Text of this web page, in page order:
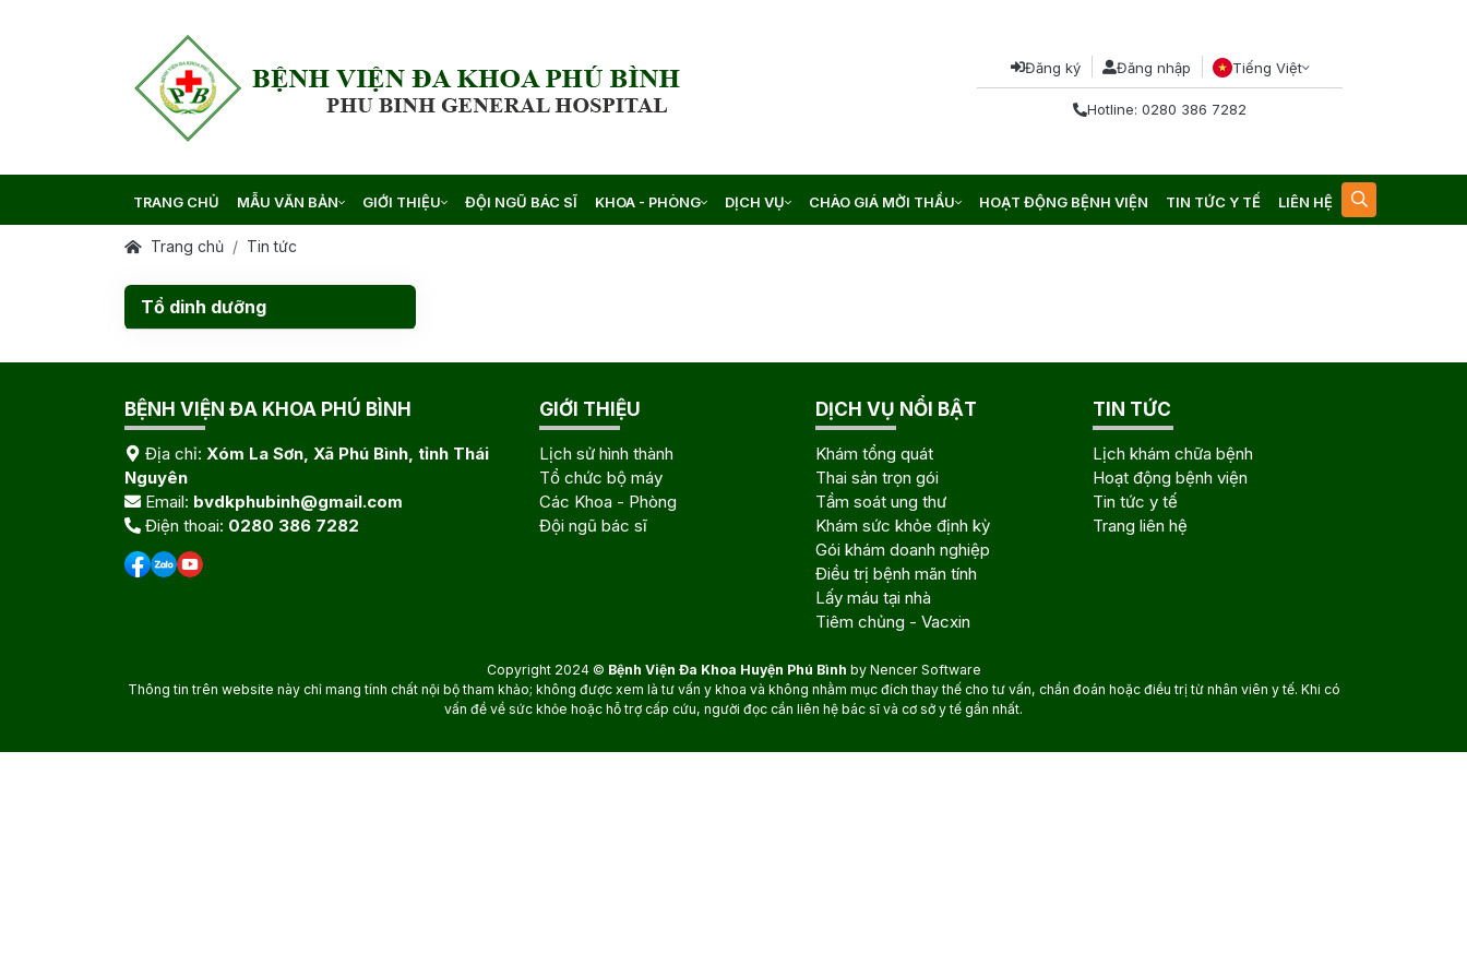
Đăng ký Đăng nhập Tiếng Việt
Hotline: 0280 386 7282
TRANG CHỦ MẪU VĂN BẢN GIỚI THIỆU ĐỘI NGŨ BÁC SĨ KHOA - PHÒNG DỊCH VỤ CHÀO GIÁ MỜI THẦU HOẠT ĐỘNG BỆNH VIỆN TIN TỨC Y TẾ LIÊN HỆ
Trang chủ Tin tức
Tổ dinh dưỡng
BỆNH VIỆN ĐA KHOA PHÚ BÌNH
Địa chỉ: Xóm La Sơn, Xã Phú Bình, tỉnh Thái
Nguyên
Email: bvdkphubinh@gmail.com
Điện thoai: 0280 386 7282
GIỚI THIỆU
Lịch sử hình thành
Tổ chức bộ máy
Các Khoa - Phòng
Đội ngũ bác sĩ
DỊCH VỤ NỔI BẬT
Khám tổng quát
Thai sản trọn gói
Tầm soát ung thư
Khám sức khỏe định kỳ
Gói khám doanh nghiệp
Điều trị bệnh mãn tính
Lấy máu tại nhà
Tiêm chủng - Vacxin
TIN TỨC
Lịch khám chữa bệnh
Hoạt động bệnh viện
Tin tức y tế
Trang liên hệ
Copyright 2024 © Bệnh Viện Đa Khoa Huyện Phú Bình by Nencer Software
Thông tin trên website này chỉ mang tính chất nội bộ tham khảo; không được xem là tư vấn y khoa và không nhằm mục đích thay thế cho tư vấn, chẩn đoán hoặc điều trị từ nhân viên y tế. Khi có
vấn đề về sức khỏe hoặc hỗ trợ cấp cứu, người đọc cần liên hệ bác sĩ và cơ sở y tế gần nhất.